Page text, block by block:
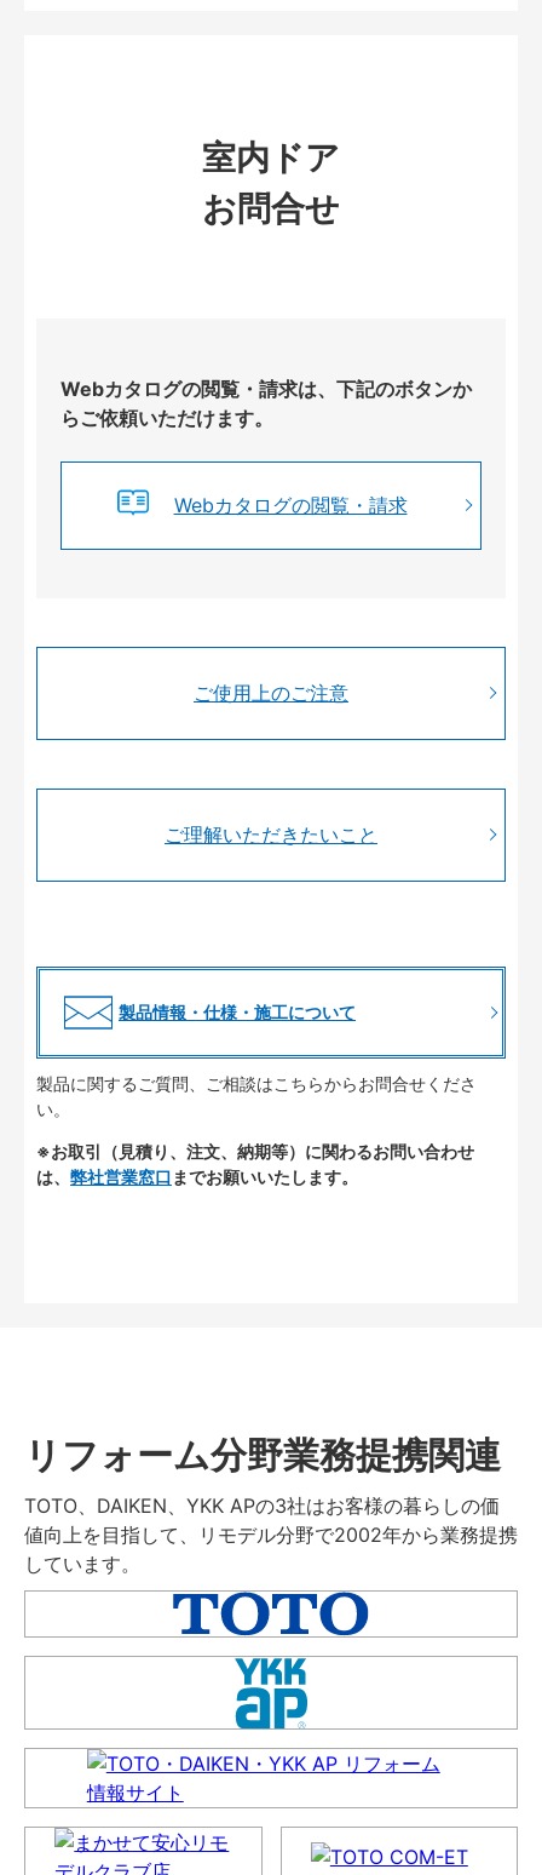
室内ドア
お問合せ
Webカタログの閲覧・請求は、下記のボタンか
らご依頼いただけます。
Webカタログの閲覧・請求
ご使用上のご注意
ご理解いただきたいこと
製品情報・仕様・施工について
製品に関するご質問、ご相談はこちらからお問合せくださ
い。
※お取引（見積り、注文、納期等）に関わるお問い合わせ
は、 弊社営業窓口 までお願いいたします。
リフォーム分野業務提携関連
TOTO、DAIKEN、YKK APの3社はお客様の暮らしの価
値向上を目指して、リモデル分野で2002年から業務提携
しています。